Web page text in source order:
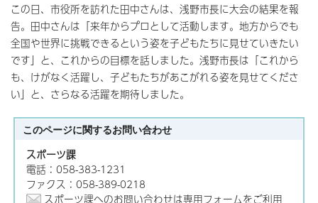
この日、市役所を訪れた田中さんは、浅野市長に大会の結果を報
告。田中さんは「来年からプロとして活動します。地方からでも
全国や世界に挑戦できるという姿を子どもたちに見せていきたい
です」と、これからの目標を話しました。浅野市長は「これから
も、けがなく活躍し、子どもたちがあこがれる姿を見せてくださ
い」と、さらなる活躍を期待しました。
このページに関するお問い合わせ
スポーツ課
電話：058-383-1231
ファクス：058-389-0218
スポーツ課へのお問い合わせは専用フォームをご利用